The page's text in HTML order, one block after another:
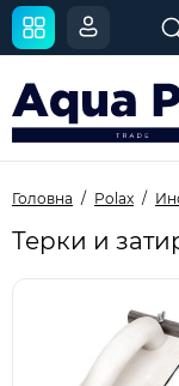
Головна Polax
Терки и